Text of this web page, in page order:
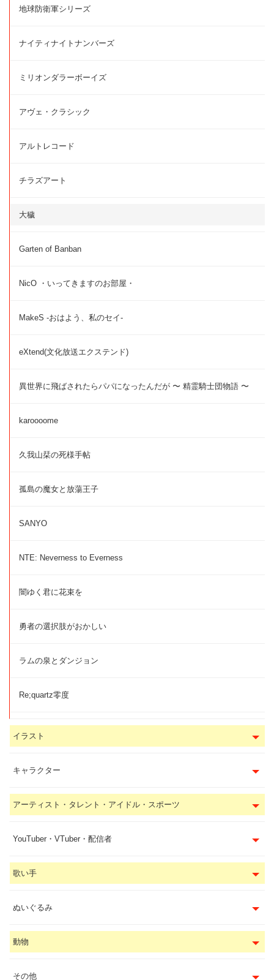
地球防衛軍シリーズ
ナイティナイトナンバーズ
ミリオンダラーボーイズ
アヴェ・クラシック
アルトレコード
チラズアート
大穢
Garten of Banban
NicO ・いってきますのお部屋・
MakeS -おはよう、私のセイ-
eXtend(文化放送エクステンド)
異世界に飛ばされたらパパになったんだが 〜 精霊騎士団物語 〜
karoooome
久我山栞の死様手帖
孤島の魔女と放蕩王子
SANYO
NTE: Neverness to Everness
闇ゆく君に花束を
勇者の選択肢がおかしい
ラムの泉とダンジョン
Re;quartz零度
イラスト
キャラクター
アーティスト・タレント・アイドル・スポーツ
YouTuber・VTuber・配信者
歌い手
ぬいぐるみ
動物
その他